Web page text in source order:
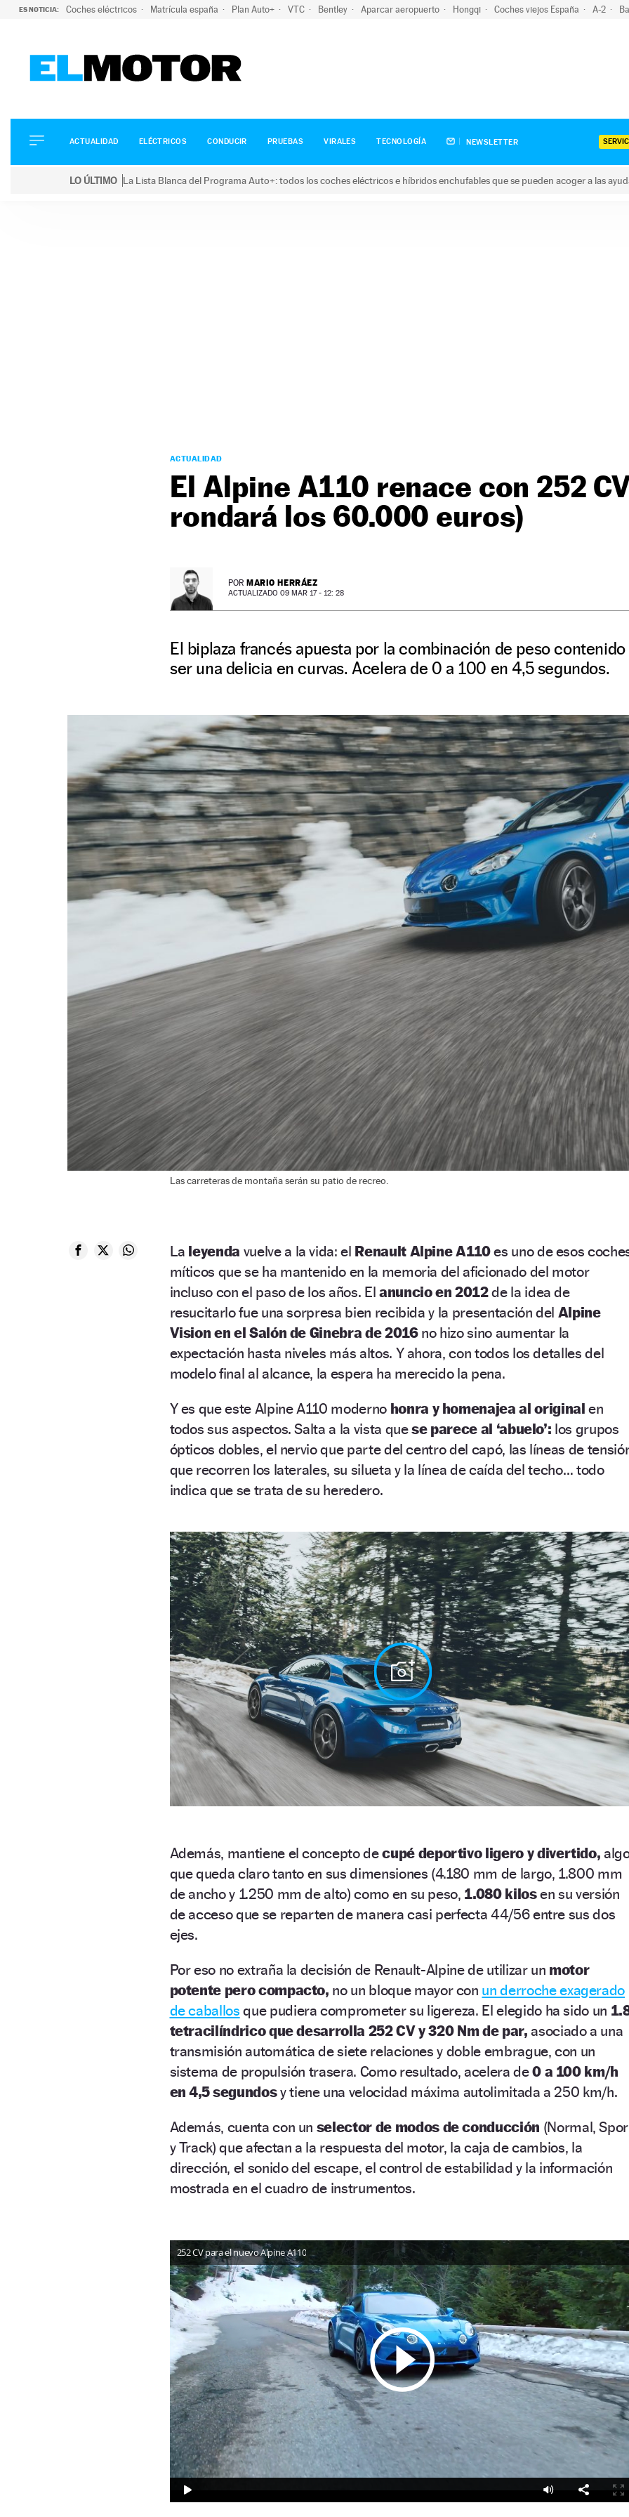
ES NOTICIA: Coches eléctricos Matrícula españa Plan Auto+ VTC Bentley Aparcar aeropuerto Hongqi Coches viejos España A-2
ELÉCTRICOS
CONDUCIR
ACTUALIDAD ELÉCTRICOS CONDUCIR PRUEBAS VIRALES TECNOLOGÍA NEWSLETTER
LO ÚLTIMO La Lista Blanca del Programa Auto+: todos los coches eléctricos e híbridos enchufables que se pueden acoger a las
ACTUALIDAD
El Alpine A110 renace con 252
rondará los 60.000 euros)
POR MARIO HERRÁEZ
ACTUALIZADO 09 MAR 17 - 12: 28
El biplaza francés apuesta por la combinación de peso
ser una delicia en curvas. Acelera de 0 a 100 en 4,5 segundos.
Las carreteras de montaña serán su patio de recreo.
La leyenda vuelve a la vida: el Renault Alpine A110es uno de esos
míticos que se ha mantenido en la memoria del aficionado del motor
incluso con el paso de los años. El anuncio en 2012de la idea de
resucitarlo fue una sorpresa bien recibida y la presentación del Alpine
Vision en el Salón de Ginebra de 2016no hizo sino aumentar la
expectación hasta niveles más altos. Y ahora, con todos los detalles del
modelo final al alcance, la espera ha merecido la pena.
Y es que este Alpine A110 moderno honra y homenajea al original en
todos sus aspectos. Salta a la vista quese parece al ‘abuelo’: los grupos
ópticos dobles, el nervio que parte del centro del capó, las líneas de
que recorren los laterales, su silueta y la línea de caída del techo… todo
indica que se trata de su heredero.
Además, mantiene el concepto decupé deportivo ligero y divertido,
que queda claro tanto en sus dimensiones (4.180 mm de largo, 1.800 mm
de ancho y 1.250 mm de alto) como en su peso, 1.080 kilosen su versión
de acceso que se reparten de manera casi perfecta 44/56 entre sus dos
ejes.
Por eso no extraña la decisión de Renault-Alpine de utilizar un motor
potente pero compacto, no un bloque mayor con un derroche exagerado
de caballos que pudiera comprometer su ligereza. El elegido ha sido un
tetracilíndrico que desarrolla 252 CV y 320 Nm de par, asociado a una
transmisión automática de siete relaciones y doble embrague, con un
sistema de propulsión trasera. Como resultado, acelera de0 a 100 km/h
en 4,5 segundosy tiene una velocidad máxima autolimitada a 250 km/h.
Además, cuenta con un selector de modos de conducción (Normal,
y Track) que afectan a la respuesta del motor, la caja de cambios, la
dirección, el sonido del escape, el control de estabilidad y la información
mostrada en el cuadro de instrumentos.
252 CV para el nuevo Alpine A110